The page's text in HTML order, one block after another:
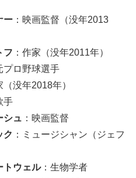
ー ：映画監督（没年2013
フ ：作家（没年2011年）
プロ野球選手
（没年2018年）
手
シュ ：映画監督
ク ：ミュージシャン（ジェフ
トウェル：生物学者